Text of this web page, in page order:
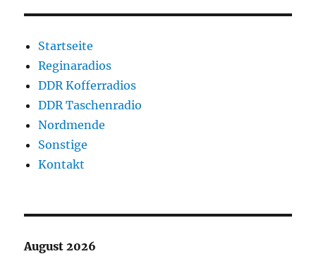
Startseite
Reginaradios
DDR Kofferradios
DDR Taschenradio
Nordmende
Sonstige
Kontakt
August 2026